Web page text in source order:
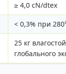
≥ 4,0 cN/dtex
< 0,3% при
25 кг
глобального